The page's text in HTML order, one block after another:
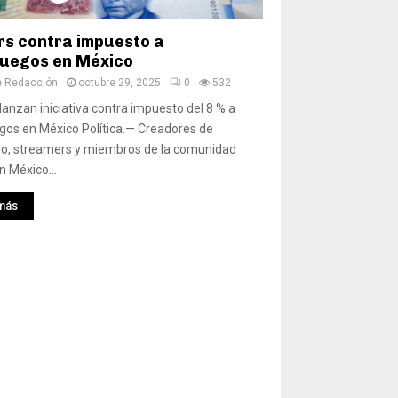
contra impuesto a
en México
Redacción octubre 29, 2025 0 532
iniciativa contra impuesto del 8 % a
en México Política.— Creadores de
streamers y miembros de la comunidad
México...